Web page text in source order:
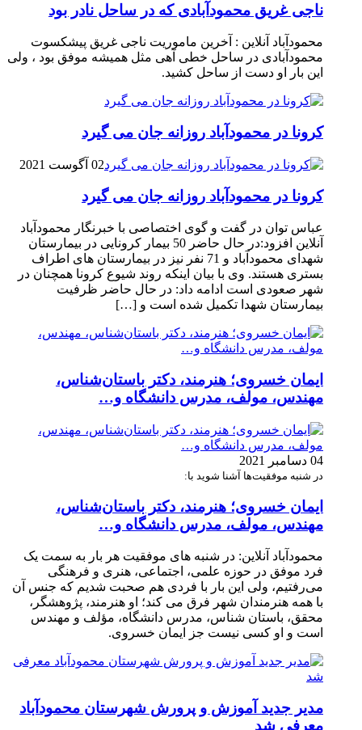
ناجی غریق محمودآبادی که در ساحل نادر بود
محمودآباد آنلاین : آخرین ماموریت ناجی غریق پیشکسوت
محمودآبادی در ساحل خطی آهی مثل همیشه موفق بود ، ولی
این بار او دست از ساحل کشید.
کرونا در محمودآباد روزانه جان می گیرد
02 آگوست 2021
کرونا در محمودآباد روزانه جان می گیرد
عباس توان در گفت و گوی اختصاصی با خبرنگار محمودآباد
آنلاین افزود:در حال حاضر 50 بیمار کرونایی در بیمارستان
شهدای محمودآباد و 71 نفر نیز در بیمارستان های اطراف
بستری هستند. وی با بیان اینکه روند شیوع کرونا همچنان در
شهر صعودی است ادامه داد: در حال حاضر ظرفیت
بیمارستان شهدا تکمیل شده است و […]
ایمان خسروی؛ هنرمند، دکتر باستان‌شناس،
مهندس، مولف، مدرس دانشگاه و…
04 دسامبر 2021
در شنبه موفقیت‌ها آشنا شوید با:
ایمان خسروی؛ هنرمند، دکتر باستان‌شناس،
مهندس، مولف، مدرس دانشگاه و…
محمودآباد آنلاین: در شنبه های موفقیت هر بار به سمت یک
فرد موفق در حوزه علمی، اجتماعی، هنری و فرهنگی
می‌رفتیم، ولی این بار با فردی هم صحبت شدیم که جنس آن
با همه هنرمندان شهر فرق می کند؛ او هنرمند، پژوهشگر،
محقق، باستان شناس، مدرس دانشگاه، مؤلف و مهندس
است و او کسی نیست جز ایمان خسروی.
مدیر جدید آموزش و پرورش شهرستان محمودآباد
معرفی شد